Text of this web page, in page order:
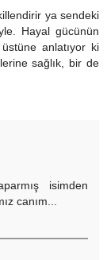
ya sendeki
Hayal gücünün
anlatıyor ki
sağlık, bir de
isimden
canım...